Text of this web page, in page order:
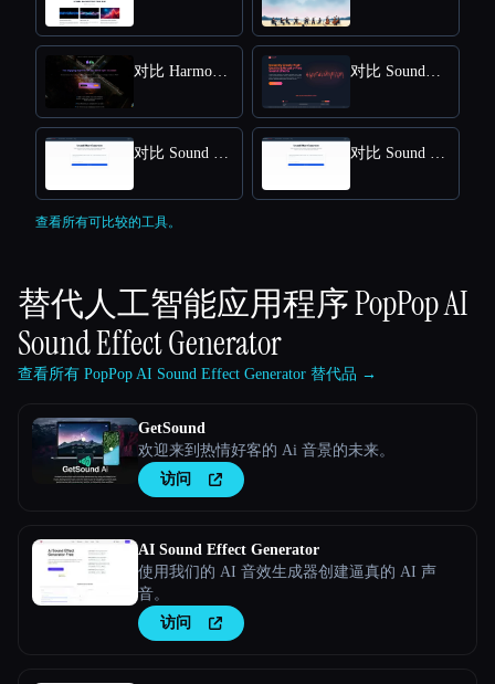
对比 HarmonySnippetsAI 对比 SoundAI Studio
对比 Sound Effect Generator 对比 Sound Effects Generator
查看所有可比较的工具。
替代人工智能应用程序PopPop AI
Sound Effect Generator
查看所有 PopPop AI Sound Effect Generator 替代品 →
GetSound
欢迎来到热情好客的 Ai 音景的未来。
访问
AI Sound Effect Generator
使用我们的 AI 音效生成器创建逼真的 AI 声
音。
访问